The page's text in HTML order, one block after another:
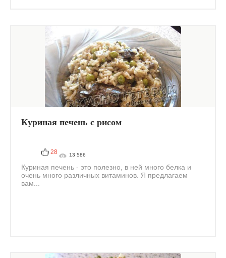
Куриная печень с рисом
28 13 586
Куриная печень - это полезно, в ней много белка и
очень много различных витаминов. Я предлагаем
вам...